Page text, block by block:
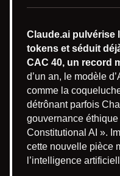
Claude.ai pulvérise
tokens et séduit
CAC 40, un record
d’un an, le modèle
comme la
détrônant parfois
gouvernance
Constitutional AI ».
cette nouvelle pièce
l’intelligence